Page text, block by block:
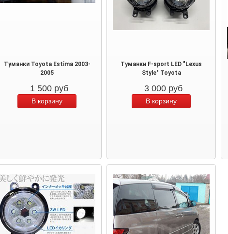
Туманки Toyota Estima 2003-
2005
1 500 руб
Туманки F-sport LED "Lexus
Style" Toyota
3 000 руб